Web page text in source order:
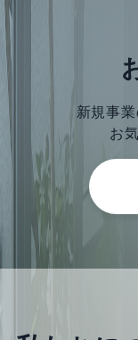
新規事
お